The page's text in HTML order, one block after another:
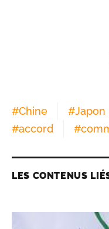
#Chine #Japon
#accord #
LES CONTENUS